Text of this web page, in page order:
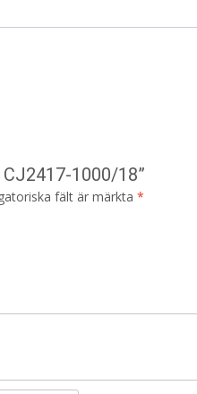
1000/18”
fält är märkta *